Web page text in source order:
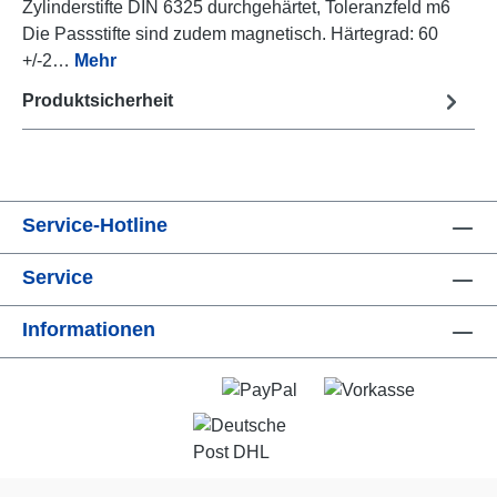
Zylinderstifte DIN 6325 durchgehärtet, Toleranzfeld m6
Die Passstifte sind zudem magnetisch. Härtegrad: 60
+/-2… Mehr
Produktsicherheit
Service-Hotline
Service
Informationen